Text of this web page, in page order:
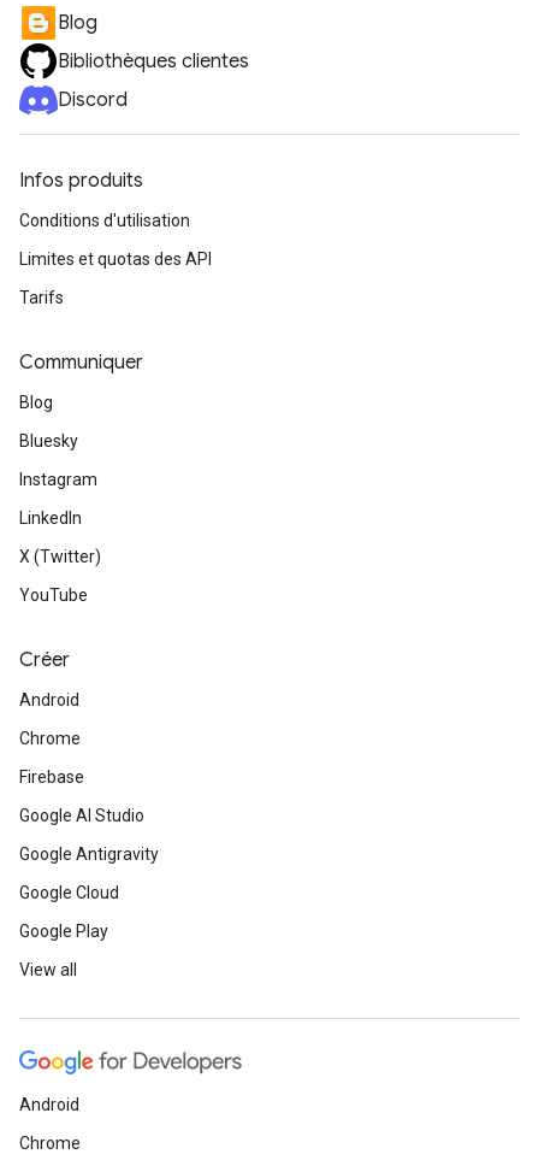
Blog
Bibliothèques clientes
Discord
Infos produits
Conditions d'utilisation
Limites et quotas des API
Tarifs
Communiquer
Blog
Bluesky
Instagram
LinkedIn
X (Twitter)
YouTube
Créer
Android
Chrome
Firebase
Google AI Studio
Google Antigravity
Google Cloud
Google Play
View all
Android
Chrome